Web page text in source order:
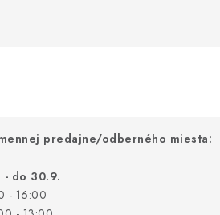
predajne/odberného miesta:
- do 30.9.
- 16:00